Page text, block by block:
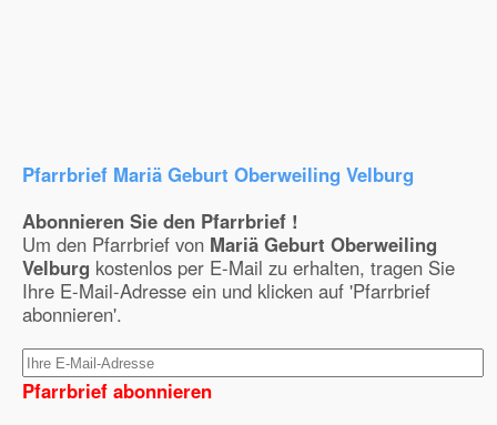
Pfarrbrief Mariä Geburt Oberweiling Velburg
Abonnieren Sie den Pfarrbrief !
Um den Pfarrbrief von Mariä Geburt Oberweiling
Velburg kostenlos per E-Mail zu erhalten, tragen Sie
Ihre E-Mail-Adresse ein und klicken auf 'Pfarrbrief
abonnieren'.
Pfarrbrief abonnieren